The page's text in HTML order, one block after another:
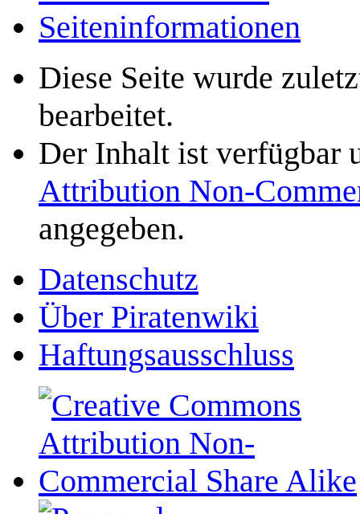
Seiten­­informationen
Diese Seite wurde
bearbeitet.
Der Inhalt ist verfügbar
Attribution Non-
angegeben.
Datenschutz
Über Piratenwiki
Haftungsausschluss